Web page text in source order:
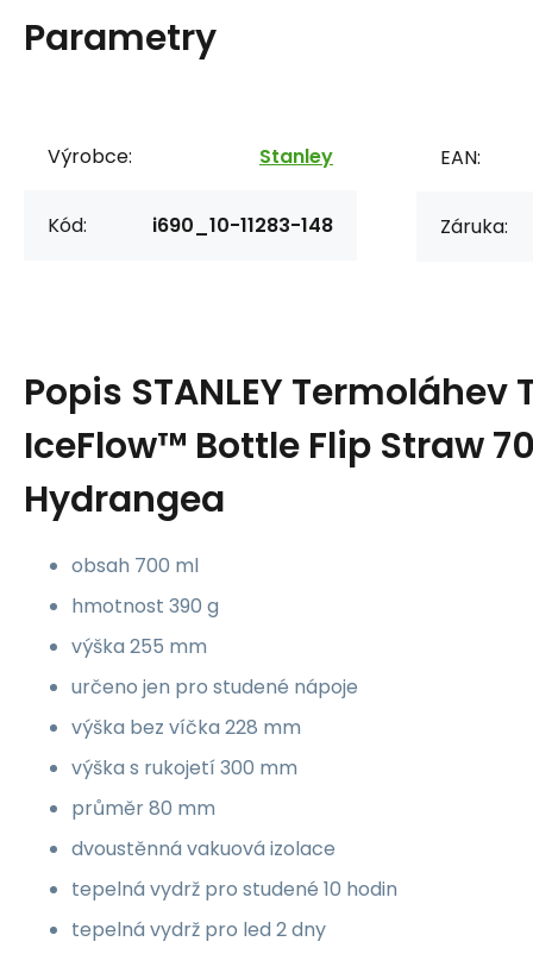
Parametry
Výrobce: Stanley
Kód: i690_10-11283-148
EAN:
Záruka:
Popis STANLEY Termoláhev
IceFlow™ Bottle Flip Straw
Hydrangea
obsah 700 ml
hmotnost 390 g
výška 255 mm
určeno jen pro studené nápoje
výška bez víčka 228 mm
výška s rukojetí 300 mm
průměr 80 mm
dvoustěnná vakuová izolace
tepelná vydrž pro studené 10 hodin
tepelná vydrž pro led 2 dny